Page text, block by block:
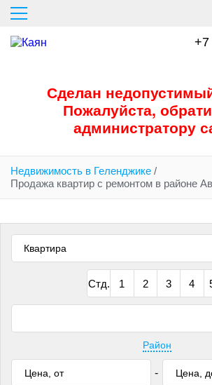
Перейти
основному
содержанию
+7
Сообщение
Сделан
Пожалуйста,
администратору
Недвижимость в Геленджике /
Продажа квартир с ремонтом в районе
Квартира
Стд. 1 2 3 4
Район
-